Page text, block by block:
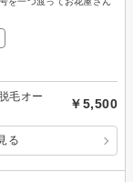
毛オー
￥5,500
る